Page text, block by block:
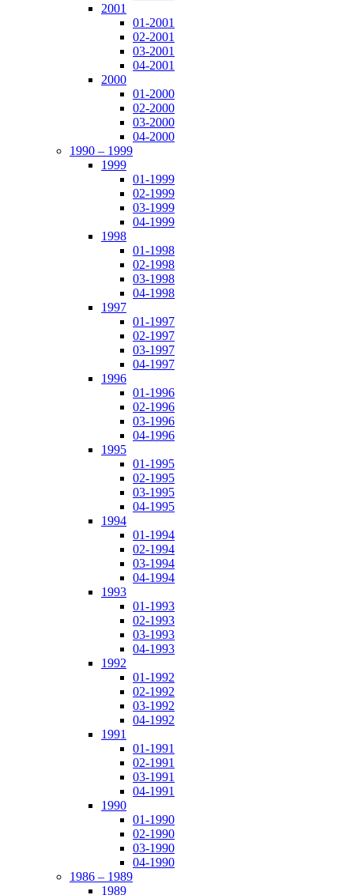
2001
01-2001
02-2001
03-2001
04-2001
2000
01-2000
02-2000
03-2000
04-2000
1990 – 1999
1999
01-1999
02-1999
03-1999
04-1999
1998
01-1998
02-1998
03-1998
04-1998
1997
01-1997
02-1997
03-1997
04-1997
1996
01-1996
02-1996
03-1996
04-1996
1995
01-1995
02-1995
03-1995
04-1995
1994
01-1994
02-1994
03-1994
04-1994
1993
01-1993
02-1993
03-1993
04-1993
1992
01-1992
02-1992
03-1992
04-1992
1991
01-1991
02-1991
03-1991
04-1991
1990
01-1990
02-1990
03-1990
04-1990
1986 – 1989
1989